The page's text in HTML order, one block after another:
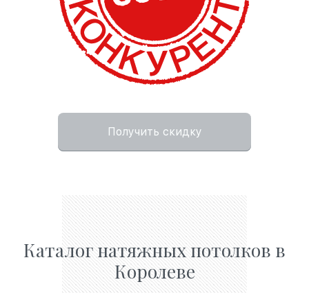
Получить скидку
Каталог натяжных потолков в
Королеве